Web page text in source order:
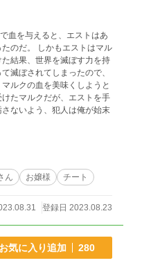
血を与えると、エストはあ
のだ。 しかもエストはマル
滅ぼされてしまったので、
ないよう、犯人は俺が始末
ん お嬢様 チート
登録日 2023.08.23
お気に入り追加 280